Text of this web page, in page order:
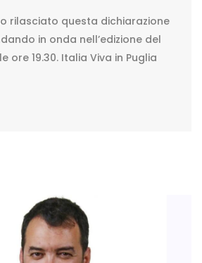
rilasciato questa dichiarazione
in onda nell’edizione del
ore 19.30. Italia Viva in Puglia